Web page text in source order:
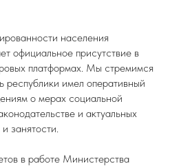
населения
официальное присутствие в
платформах. Мы стремимся
республики имел оперативный
о мерах социальной
и актуальных
занятости.
в работе Министерства